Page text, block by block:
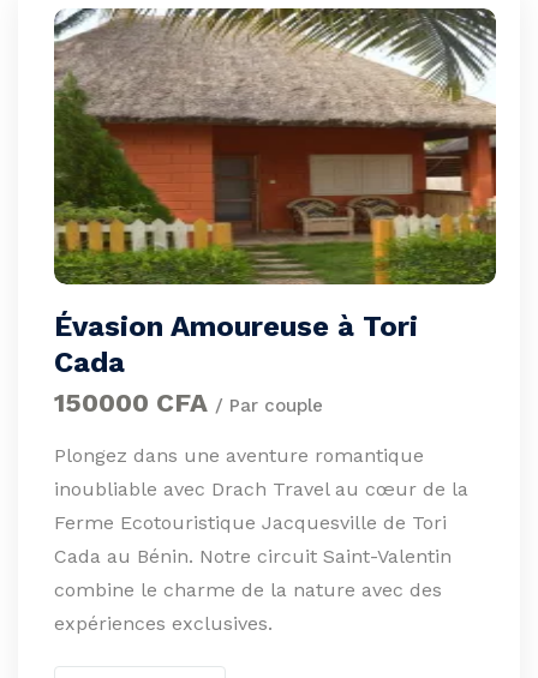
Évasion Amoureuse à Tori
Cada
150000 CFA / Par couple
Plongez dans une aventure romantique
inoubliable avec Drach Travel au cœur de la
Ferme Ecotouristique Jacquesville de Tori
Cada au Bénin. Notre circuit Saint-Valentin
combine le charme de la nature avec des
expériences exclusives.